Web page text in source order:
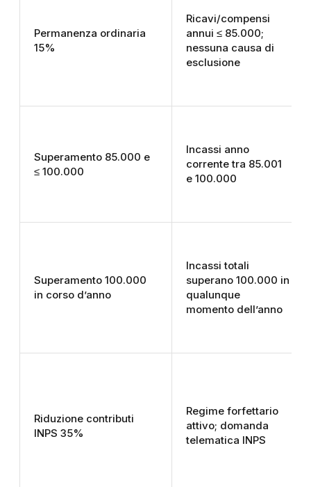
Permanenza ordinaria
15%
Ricavi/compensi
annui ≤ 85.000;
nessuna causa di
esclusione
Superamento 85.000 e
≤ 100.000
Incassi anno
corrente tra 85.001
e 100.000
Superamento 100.000
in corso d’anno
Incassi totali
superano 100.000 in
qualunque
momento dell’anno
Riduzione contributi
INPS 35%
Regime forfettario
attivo; domanda
telematica INPS